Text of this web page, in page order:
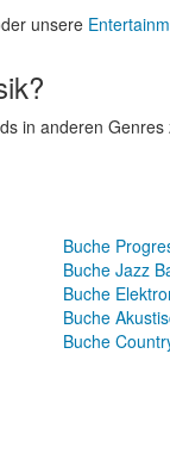
unsere
in anderen
Buche
Buche Jazz
Buche
Buche
Buche